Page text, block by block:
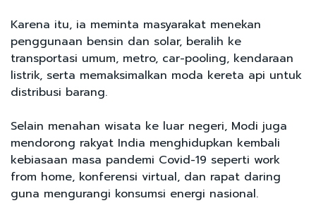
Karena itu, ia meminta masyarakat menekan
penggunaan bensin dan solar, beralih ke
transportasi umum, metro, car-pooling, kendaraan
listrik, serta memaksimalkan moda kereta api untuk
distribusi barang.
Selain menahan wisata ke luar negeri, Modi juga
mendorong rakyat India menghidupkan kembali
kebiasaan masa pandemi Covid-19 seperti work
from home, konferensi virtual, dan rapat daring
guna mengurangi konsumsi energi nasional.